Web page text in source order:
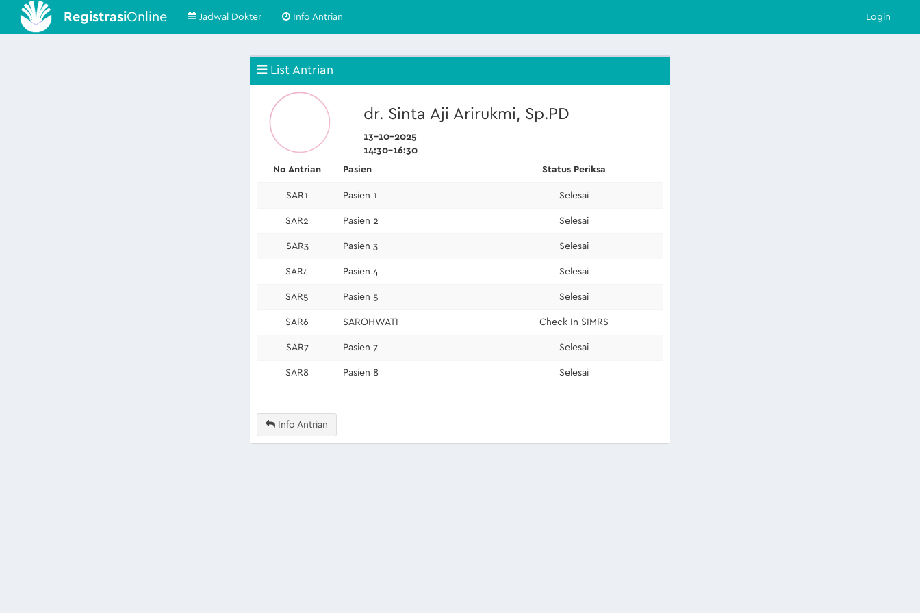
RegistrasiOnline Jadwal Dokter Info Antrian Login
List Antrian
dr. Sinta Aji Arirukmi, Sp.PD
13-10-2025
14:30-16:30
No Antrian
Pasien Status Periksa
SAR1 Pasien 1 Selesai
SAR2 Pasien 2 Selesai
SAR3 Pasien 3 Selesai
SAR4 Pasien 4 Selesai
SAR5 Pasien 5 Selesai
SAR6 SAROHWATI Check In SIMRS
SAR7 Pasien 7 Selesai
SAR8 Pasien 8 Selesai
Info Antrian